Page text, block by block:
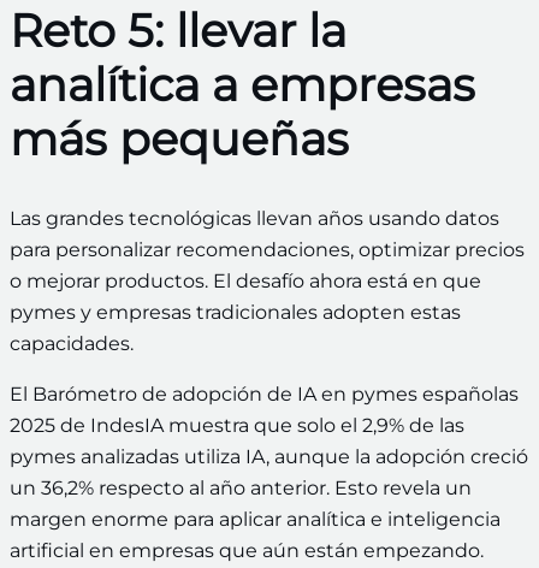
Reto 5: llevar la
analítica a empresas
más pequeñas
Las grandes tecnológicas llevan años usando datos
para personalizar recomendaciones, optimizar precios
o mejorar productos. El desafío ahora está en que
pymes y empresas tradicionales adopten estas
capacidades.
El Barómetro de adopción de IA en pymes españolas
2025 de IndesIA muestra que solo el 2,9% de las
pymes analizadas utiliza IA, aunque la adopción creció
un 36,2% respecto al año anterior. Esto revela un
margen enorme para aplicar analítica e inteligencia
artificial en empresas que aún están empezando.